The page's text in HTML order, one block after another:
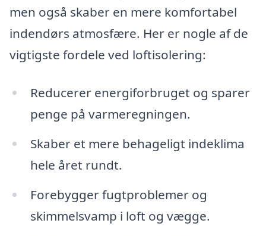
men også skaber en mere komfortabel
indendørs atmosfære. Her er nogle af de
vigtigste fordele ved loftisolering:
Reducerer energiforbruget og sparer
penge på varmeregningen.
Skaber et mere behageligt indeklima
hele året rundt.
Forebygger fugtproblemer og
skimmelsvamp i loft og vægge.